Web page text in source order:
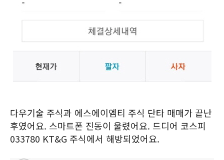
다우기술 주식과 에스에이엠티 주식 단타 매매가 끝난
후였어요. 스마트폰 진동이 울렸어요. 드디어 코스피
033780 KT&G 주식에서 해방되었어요.